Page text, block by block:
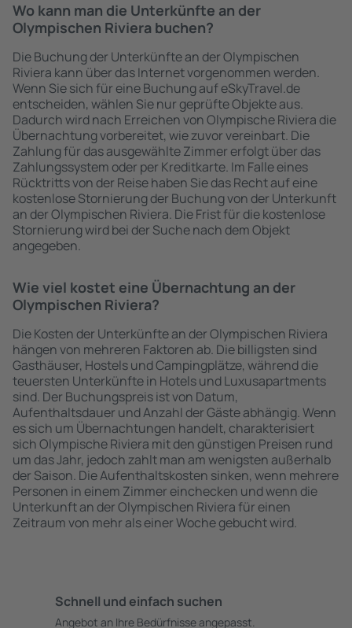
Wo kann man die Unterkünfte an der
Olympischen Riviera buchen?
Die Buchung der Unterkünfte an der Olympischen
Riviera kann über das Internet vorgenommen werden.
Wenn Sie sich für eine Buchung auf eSkyTravel.de
entscheiden, wählen Sie nur geprüfte Objekte aus.
Dadurch wird nach Erreichen von Olympische Riviera die
Übernachtung vorbereitet, wie zuvor vereinbart. Die
Zahlung für das ausgewählte Zimmer erfolgt über das
Zahlungssystem oder per Kreditkarte. Im Falle eines
Rücktritts von der Reise haben Sie das Recht auf eine
kostenlose Stornierung der Buchung von der Unterkunft
an der Olympischen Riviera. Die Frist für die kostenlose
Stornierung wird bei der Suche nach dem Objekt
angegeben.
Wie viel kostet eine Übernachtung an der
Olympischen Riviera?
Die Kosten der Unterkünfte an der Olympischen Riviera
hängen von mehreren Faktoren ab. Die billigsten sind
Gasthäuser, Hostels und Campingplätze, während die
teuersten Unterkünfte in Hotels und Luxusapartments
sind. Der Buchungspreis ist von Datum,
Aufenthaltsdauer und Anzahl der Gäste abhängig. Wenn
es sich um Übernachtungen handelt, charakterisiert
sich Olympische Riviera mit den günstigen Preisen rund
um das Jahr, jedoch zahlt man am wenigsten außerhalb
der Saison. Die Aufenthaltskosten sinken, wenn mehrere
Personen in einem Zimmer einchecken und wenn die
Unterkunft an der Olympischen Riviera für einen
Zeitraum von mehr als einer Woche gebucht wird.
Schnell und einfach suchen
Angebot an Ihre Bedürfnisse angepasst.